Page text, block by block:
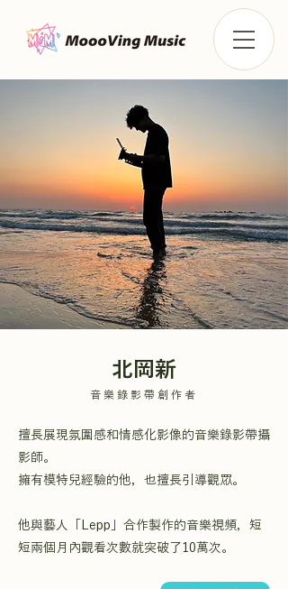
北岡新
音樂錄影帶創作者
擅長展現氛圍感和情感化影像的音樂錄影帶攝
影師。
擁有模特兒經驗的他，也擅長引導觀眾。
他與藝人「Lepp」合作製作的音樂視頻，短
短兩個月內觀看次數就突破了10萬次。